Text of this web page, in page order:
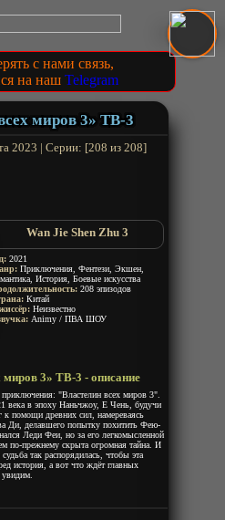
с нами связь,
на наш Telegram
миров 3» ТВ-3
2023 | Серии: [208 из 208]
Wan Jie Shen Zhu 3
2021
Приключения, Фентези, Экшен,
История, Боевые искусства
208 эпизодов
Китай
Неизвестно
Animy / ПВА ШОУ
миров 3» ТВ-3 - описание
приключения: "Властелин всех миров 3".
века в эпоху Наньчжоу, Е Чень, будучи
к помощи древних сил, намереваясь
Ди, делавшего попытку похитить Фею-
Леди Феи, но за его легкомысленной
по-прежнему скрыта огромная тайна. И
так распорядилась, чтобы эта
история, а вот что ждёт главных